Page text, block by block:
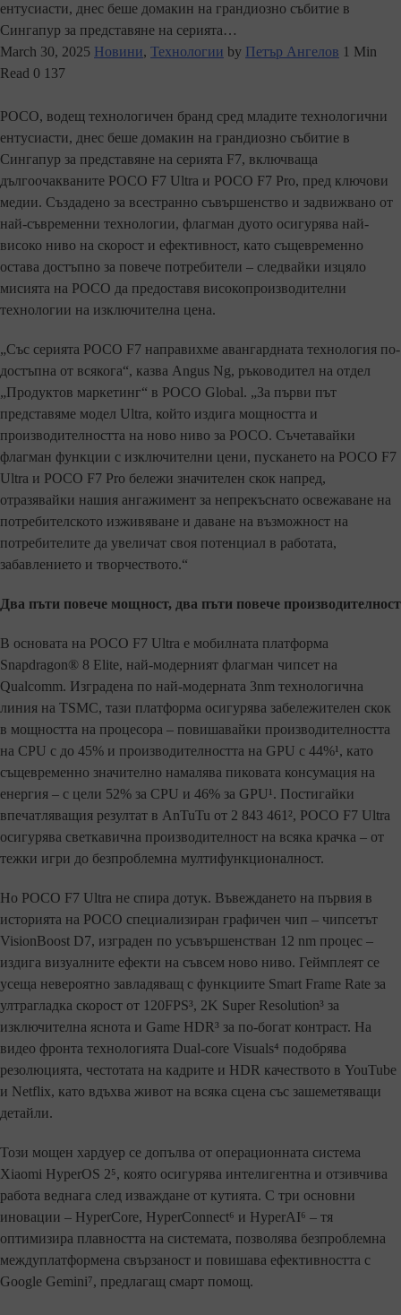
ентусиасти, днес беше домакин на грандиозно събитие в
Сингапур за представяне на серията…
March 30, 2025 Новини, Технологии by Петър Ангелов 1 Min
Read 0 137
POCO, водещ технологичен бранд сред младите технологични
ентусиасти, днес беше домакин на грандиозно събитие в
Сингапур за представяне на серията F7, включваща
дългоочакваните POCO F7 Ultra и POCO F7 Pro, пред ключови
медии. Създадено за всестранно съвършенство и задвижвано от
най-съвременни технологии, флагман дуото осигурява най-
високо ниво на скорост и ефективност, като същевременно
остава достъпно за повече потребители – следвайки изцяло
мисията на POCO да предоставя високопроизводителни
технологии на изключителна цена.
„Със серията POCO F7 направихме авангардната технология по-
достъпна от всякога“, казва Angus Ng, ръководител на отдел
„Продуктов маркетинг“ в POCO Global. „За първи път
представяме модел Ultra, който издига мощността и
производителността на ново ниво за POCO. Съчетавайки
флагман функции с изключителни цени, пускането на POCO F7
Ultra и POCO F7 Pro бележи значителен скок напред,
отразявайки нашия ангажимент за непрекъснато освежаване на
потребителското изживяване и даване на възможност на
потребителите да увеличат своя потенциал в работата,
забавлението и творчеството.“
Два пъти повече мощност, два пъти повече производителност
В основата на POCO F7 Ultra е мобилната платформа
Snapdragon® 8 Elite, най-модерният флагман чипсет на
Qualcomm. Изградена по най-модерната 3nm технологична
линия на TSMC, тази платформа осигурява забележителен скок
в мощността на процесора – повишавайки производителността
на CPU с до 45% и производителността на GPU с 44%¹, като
същевременно значително намалява пиковата консумация на
енергия – с цели 52% за CPU и 46% за GPU¹. Постигайки
впечатляващия резултат в AnTuTu от 2 843 461², POCO F7 Ultra
осигурява светкавична производителност на всяка крачка – от
тежки игри до безпроблемна мултифункционалност.
Но POCO F7 Ultra не спира дотук. Въвеждането на първия в
историята на POCO специализиран графичен чип – чипсетът
VisionBoost D7, изграден по усъвършенстван 12 nm процес –
издига визуалните ефекти на съвсем ново ниво. Геймплеят се
усеща невероятно завладяващ с функциите Smart Frame Rate за
ултрагладка скорост от 120FPS³, 2K Super Resolution³ за
изключителна яснота и Game HDR³ за по-богат контраст. На
видео фронта технологията Dual-core Visuals⁴ подобрява
резолюцията, честотата на кадрите и HDR качеството в YouTube
и Netflix, като вдъхва живот на всяка сцена със зашеметяващи
детайли.
Този мощен хардуер се допълва от операционната система
Xiaomi HyperOS 2⁵, която осигурява интелигентна и отзивчива
работа веднага след изваждане от кутията. С три основни
иновации – HyperCore, HyperConnect⁶ и HyperAI⁶ – тя
оптимизира плавността на системата, позволява безпроблемна
междуплатформена свързаност и повишава ефективността с
Google Gemini⁷, предлагащ смарт помощ.